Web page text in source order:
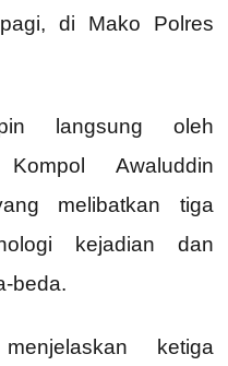
di Mako Polres
langsung oleh
Awaluddin
melibatkan tiga
kejadian dan
beda.
ketiga